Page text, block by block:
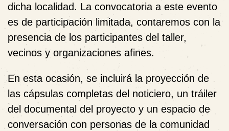
dicha localidad. La convocatoria a este evento
es de participación limitada, contaremos con la
presencia de los participantes del taller,
vecinos y organizaciones afines.
En esta ocasión, se incluirá la proyección de
las cápsulas completas del noticiero, un tráiler
del documental del proyecto y un espacio de
conversación con personas de la comunidad